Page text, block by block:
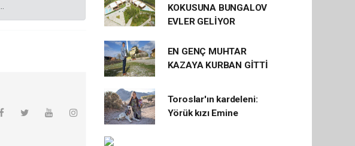
KOKUSUNA BUNGALOV
EVLER GELİYOR
EN GENÇ MUHTAR
KAZAYA KURBAN GİTTİ
Toroslar'ın kardeleni:
Yörük kızı Emine